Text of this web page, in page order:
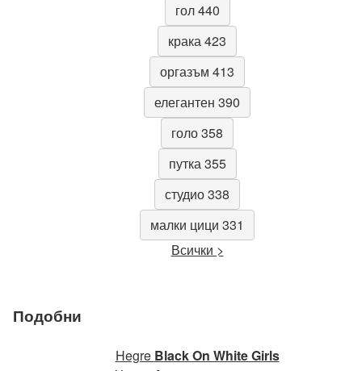
гол 440
крака 423
оргазъм 413
елегантен 390
голо 358
путка 355
студио 338
малки цици 331
Всички >
Подобни
Hegre Black On White Girls